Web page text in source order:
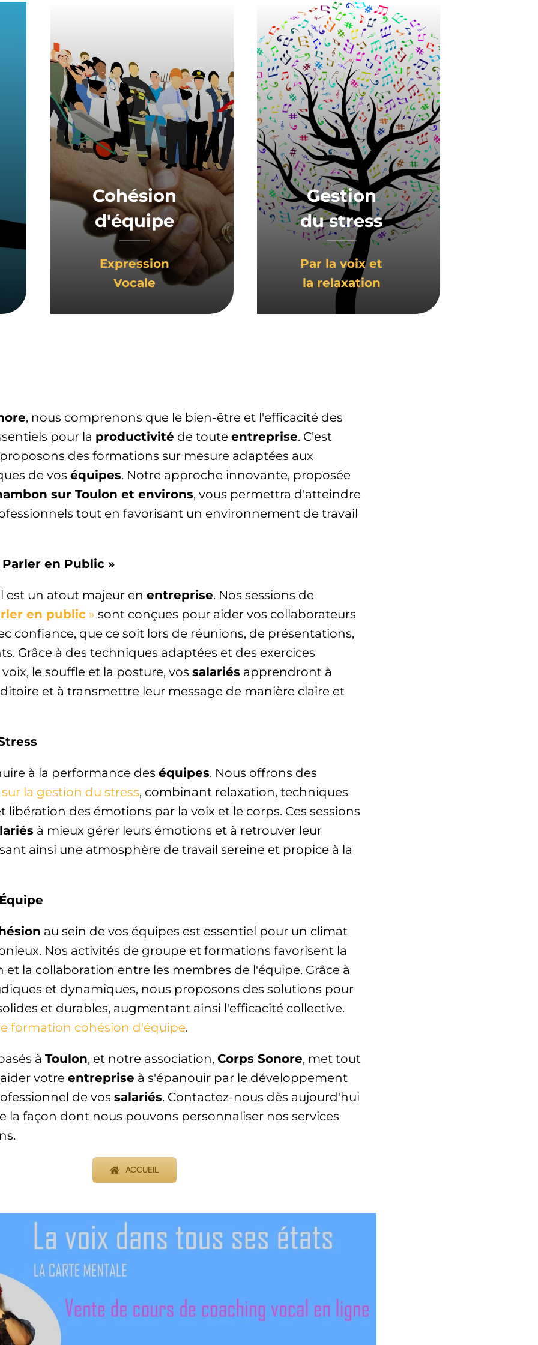
Cohésion
d'équipe
Expression
Vocale
Gestion
du stress
Par la voix et
la relaxation
, nous comprenons que le bien-être et l'efficacité des
pour la productivité de toute entreprise. C'est
des formations sur mesure adaptées aux
de vos équipes. Notre approche innovante, proposée
sur Toulon et environs, vous permettra d'atteindre
tout en favorisant un environnement de travail
Parler en Public »
est un atout majeur en entreprise. Nos sessions de
en public» sont conçues pour aider vos collaborateurs
confiance, que ce soit lors de réunions, de présentations,
Grâce à des techniques adaptées et des exercices
le souffle et la posture, vos salariés apprendront à
et à transmettre leur message de manière claire et
à la performance des équipes. Nous offrons des
la gestion du stress, combinant relaxation, techniques
libération des émotions par la voix et le corps. Ces sessions
à mieux gérer leurs émotions et à retrouver leur
ainsi une atmosphère de travail sereine et propice à la
au sein de vos équipes est essentiel pour un climat
Nos activités de groupe et formations favorisent la
la collaboration entre les membres de l'équipe. Grâce à
et dynamiques, nous proposons des solutions pour
et durables, augmentant ainsi l'efficacité collective.
formation cohésion d'équipe.
à Toulon, et notre association, Corps Sonore, met tout
votre entreprise à s'épanouir par le développement
de vos salariés. Contactez-nous dès aujourd'hui
la façon dont nous pouvons personnaliser nos services
ACCUEIL